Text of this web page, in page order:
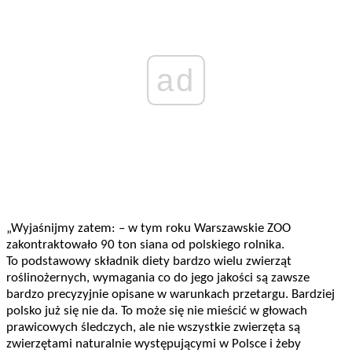
ad
„Wyjaśnijmy zatem: – w tym roku Warszawskie ZOO
zakontraktowało 90 ton siana od polskiego rolnika.
To podstawowy składnik diety bardzo wielu zwierząt
roślinożernych, wymagania co do jego jakości są zawsze
bardzo precyzyjnie opisane w warunkach przetargu. Bardziej
polsko już się nie da. To może się nie mieścić w głowach
prawicowych śledczych, ale nie wszystkie zwierzęta są
zwierzętami naturalnie występującymi w Polsce i żeby